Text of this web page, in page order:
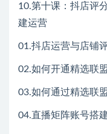
10.第十课：抖店评
建运营
01.抖店运营与店铺
02.如何开通精选联
03.如何通过精选联
04.直播矩阵账号搭